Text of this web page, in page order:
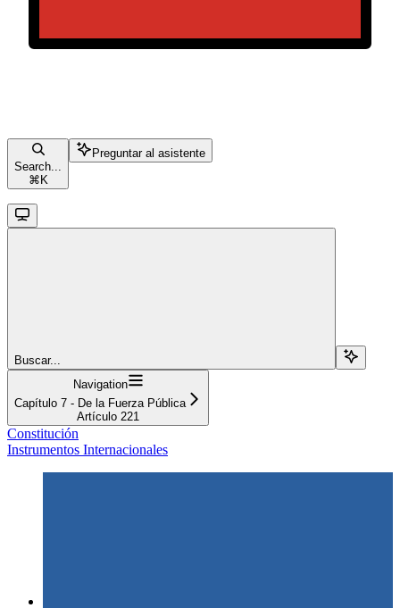
Search...
⌘ K
Preguntar al asistente
Buscar...
Navigation
Capítulo 7 - De la Fuerza Pública
Artículo 221
Constitución
Instrumentos Internacionales